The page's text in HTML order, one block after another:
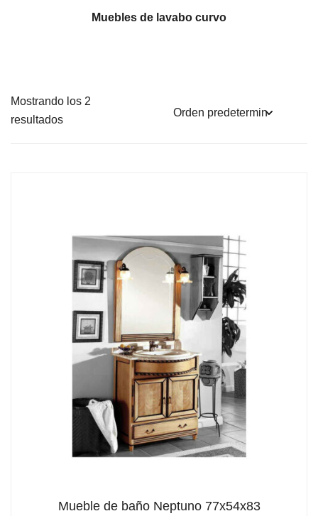
Muebles de lavabo curvo
Mostrando los 2
resultados
Mueble de baño Neptuno 77x54x83